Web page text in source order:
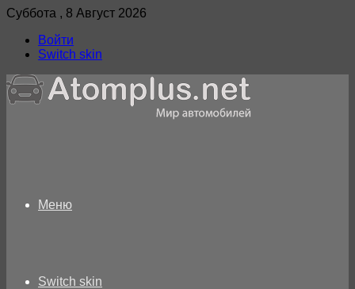
Суббота , 8 Август 2026
Войти
Switch skin
Меню
Switch skin